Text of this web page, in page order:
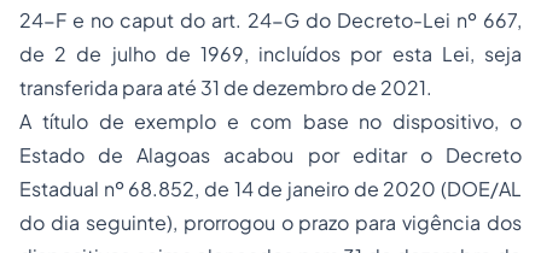
24-F e no caput do art. 24-G do Decreto-Lei nº 667,
de 2 de julho de 1969, incluídos por esta Lei, seja
transferida para até 31 de dezembro de 2021.
A título de exemplo e com base no dispositivo, o
Estado de Alagoas acabou por editar o Decreto
Estadual nº 68.852, de 14 de janeiro de 2020 (DOE/AL
do dia seguinte), prorrogou o prazo para vigência dos